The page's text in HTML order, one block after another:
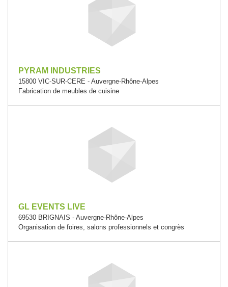
PYRAM INDUSTRIES
15800 VIC-SUR-CERE - Auvergne-Rhône-Alpes
Fabrication de meubles de cuisine
GL EVENTS LIVE
69530 BRIGNAIS - Auvergne-Rhône-Alpes
Organisation de foires, salons professionnels et congrès